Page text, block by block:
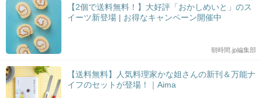
【2個で送料無料！】大好評「おかしめいと」のス
イーツ新登場 | お得なキャンペーン開催中
朝時間.jp編集部
【送料無料】人気料理家かな姐さんの新刊＆万能ナ
イフのセットが登場！｜Aima